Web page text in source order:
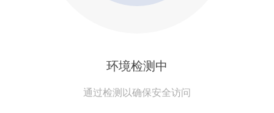
环境检测中
通过检测以确保安全访问